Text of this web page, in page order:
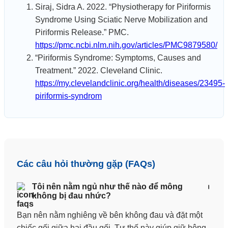
Siraj, Sidra A. 2022. “Physiotherapy for Piriformis
Syndrome Using Sciatic Nerve Mobilization and
Piriformis Release.” PMC.
https://pmc.ncbi.nlm.nih.gov/articles/PMC9879580/
“Piriformis Syndrome: Symptoms, Causes and
Treatment.” 2022. Cleveland Clinic.
https://my.clevelandclinic.org/health/diseases/23495-
piriformis-syndrom
Các câu hỏi thường gặp (FAQs)
Tôi nên nằm ngủ như thế nào để mông
không bị đau nhức?
Bạn nên nằm nghiêng về bên không đau và đặt một